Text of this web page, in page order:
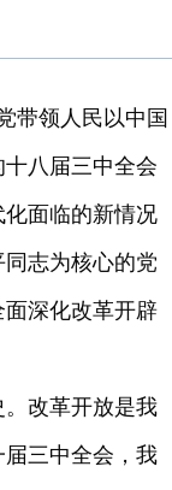
带领人民以中国
八届三中全会
面临的新情况
志为核心的党
深化改革开辟
改革开放是我
三中全会，我